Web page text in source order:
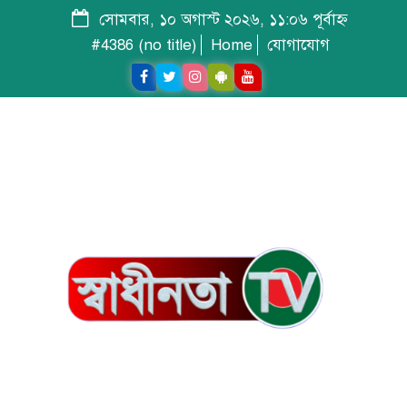
সোমবার, ১০ অগাস্ট ২০২৬, ১১:০৬ পূর্বাহ্ন
#4386 (no title)
Home যোগাযোগ